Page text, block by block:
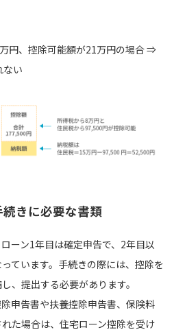
円、控除可能額が21万円の場合 ⇒
ない
きに必要な書類
ーン1年目は確定申告で、2年目以
ています。手続きの際には、控除を
、提出する必要があります。
申告書や扶養控除申告書、保険料
た場合は、住宅ローン控除を受け